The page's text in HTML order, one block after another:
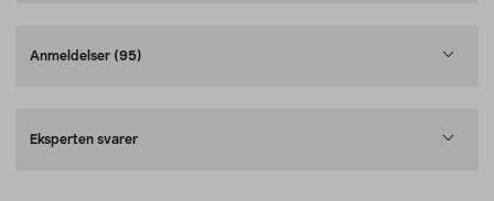
Anmeldelser (95)
Eksperten svarer